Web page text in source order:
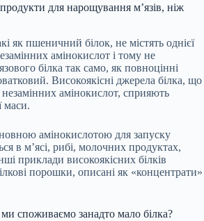
продукти для нарощування м’язів, ніж
як пшеничний білок, не містять однієї
амінокислот і тому не
білка так само, як повноцінні
Високоякісні джерела білка, що
незамінних амінокислот, сприяють
маси.
амінокислотою для запуску
в м’ясі, рибі, молочних продуктах,
приклади високоякісних білків
порошки, описані як «концентрати»
споживаємо занадто мало білка?